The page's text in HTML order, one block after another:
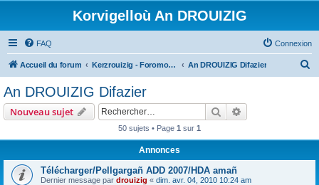
Korvigelloù An DROUIZIG
FAQ Connexion
Accueil du forum Kerzrouizig - Foromoù An Drouizig An DROUIZIG Difazier
An DROUIZIG Difazier
Nouveau sujet Rechercher
50 sujets • Page 1 sur 1
Annonces
Télécharger/Pellgargañ ADD 2007/HDA amañ
Dernier message par drouizig « dim. avr. 04, 2010 10:24 am